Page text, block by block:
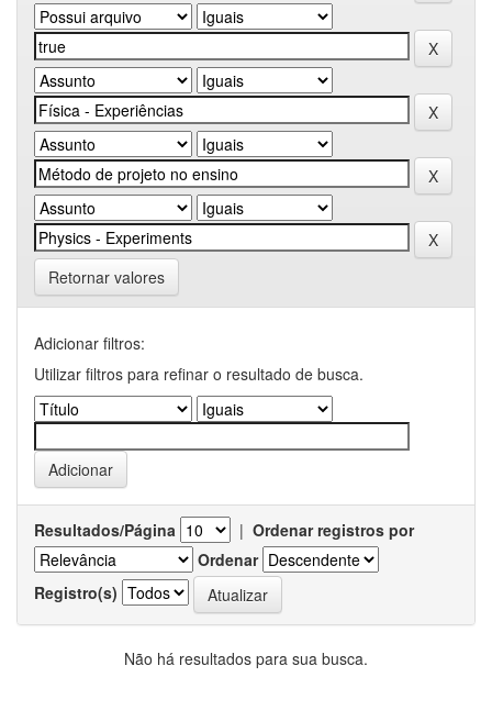
Retornar valores
Adicionar filtros:
Utilizar filtros para refinar o resultado de busca.
Resultados/Página | Ordenar registros por
Ordenar
Registro(s)
Não há resultados para sua busca.